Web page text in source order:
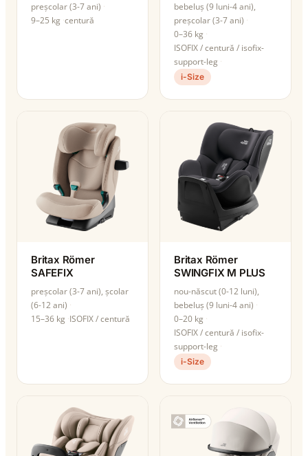
preșcolar (3-7 ani)
9–25 kg centură
bebeluș (9 luni-4 ani),
preșcolar (3-7 ani)
0–36 kg
ISOFIX / centură / isofix-
support-leg
i-Size
Britax Römer
SAFEFIX
preșcolar (3-7 ani), școlar
(6-12 ani)
15–36 kg ISOFIX / centură
Britax Römer
SWINGFIX M PLUS
nou-născut (0-12 luni),
bebeluș (9 luni-4 ani)
0–20 kg
ISOFIX / centură / isofix-
support-leg
i-Size